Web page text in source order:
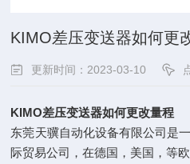
KIMO差压变送器如何更
更新时间：2023-03-10
KIMO差压变送器如何更改量程
东莞天骥自动化设备有限公司是
际贸易公司，在德国，美国，等